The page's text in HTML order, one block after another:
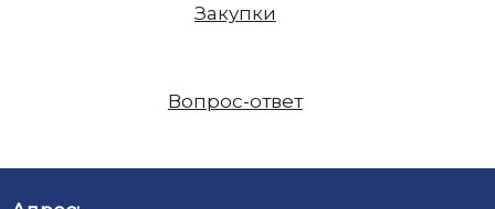
Закупки
Вопрос-ответ